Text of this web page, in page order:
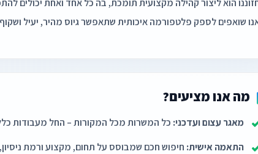
שואפים לספק פלטפורמה איכותית שתאפשר גיוס מהיר, יעיל
מה אנו מציעים?
מאגר עצום ועדכני: כל המשרות מכל המקורות – החל מעבודות
התאמה אישית: חיפוש חכם שמבוסס על תחום, מקצוע ורמת